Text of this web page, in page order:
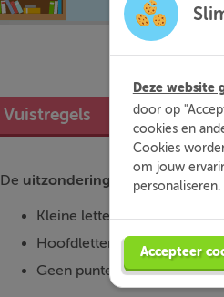
Vuistregels
De uitzonderingen omtrent het
Kleine letters, geen punten:
Hoofdletters, geen punten:
Geen punten: eenheden.
Deze website
door op
cookies en
Cookies
om jouw
personaliseren.
Accepteer